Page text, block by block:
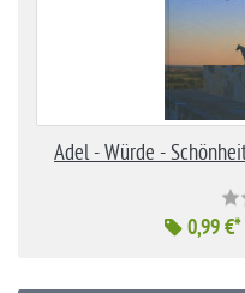
Adel - Würde -
0,99 €*